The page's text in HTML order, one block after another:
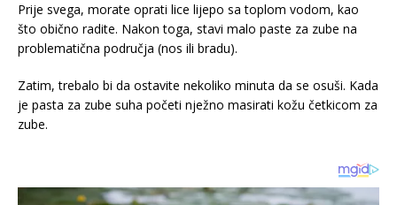
Prije svega, morate oprati lice lijepo sa toplom vodom, kao
što obično radite. Nakon toga, stavi malo paste za zube na
problematična područja (nos ili bradu).
Zatim, trebalo bi da ostavite nekoliko minuta da se osuši. Kada
je pasta za zube suha početi nježno masirati kožu četkicom za
zube.